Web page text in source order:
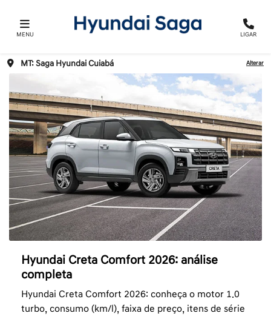
MENU LIGAR
MT: Saga Hyundai Cuiabá Alterar
Hyundai Creta Comfort 2026: análise
completa
Hyundai Creta Comfort 2026: conheça o motor 1.0
turbo, consumo (km/l), faixa de preço, itens de série